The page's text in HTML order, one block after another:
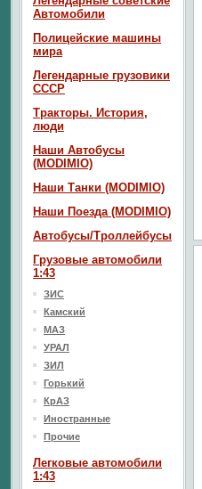
Автомобили
Полицейские машины
мира
Легендарные грузовики
СССР
Тракторы. История,
люди
Наши Автобусы
(MODIMIO)
Наши Танки (MODIMIO)
Наши Поезда (MODIMIO)
Автобусы/Троллейбусы
Грузовые автомобили
1:43
ЗИС
Камский
МАЗ
УРАЛ
ЗИЛ
Горький
КрАЗ
Иностранные
Прочие
Легковые автомобили
1:43